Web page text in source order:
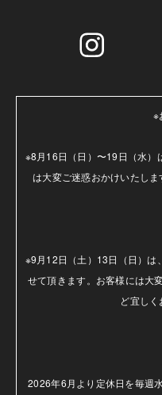
※
※8月16日（日）〜19日（水）
は大変ご迷惑おかけいたし
※9月12日（土）13日（日）は
せて頂きます。お客様には大
ど宜しく
2026年6月より定休日を毎週